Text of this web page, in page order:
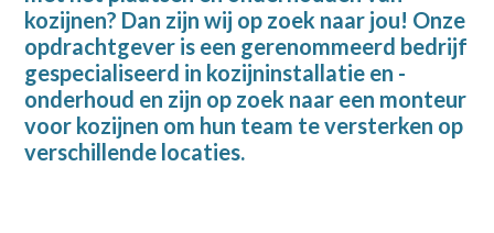
kozijnen? Dan zijn wij op zoek naar jou! Onze
opdrachtgever is een gerenommeerd bedrijf
gespecialiseerd in kozijninstallatie en -
onderhoud en zijn op zoek naar een monteur
voor kozijnen om hun team te versterken op
verschillende locaties.
24 - 40 uur
32-40 uur
36
36 uur